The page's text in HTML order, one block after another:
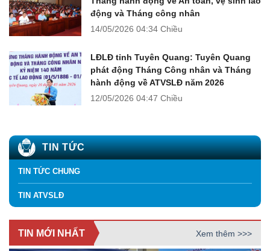
động và Tháng công nhân
14/05/2026 04:34 Chiều
LĐLĐ tỉnh Tuyên Quang: Tuyên Quang
phát động Tháng Công nhân và Tháng
hành động về ATVSLĐ năm 2026
12/05/2026 04:47 Chiều
TIN TỨC
TIN TỨC CHUNG
TIN ATVSLĐ
TIN MỚI NHẤT Xem thêm >>>